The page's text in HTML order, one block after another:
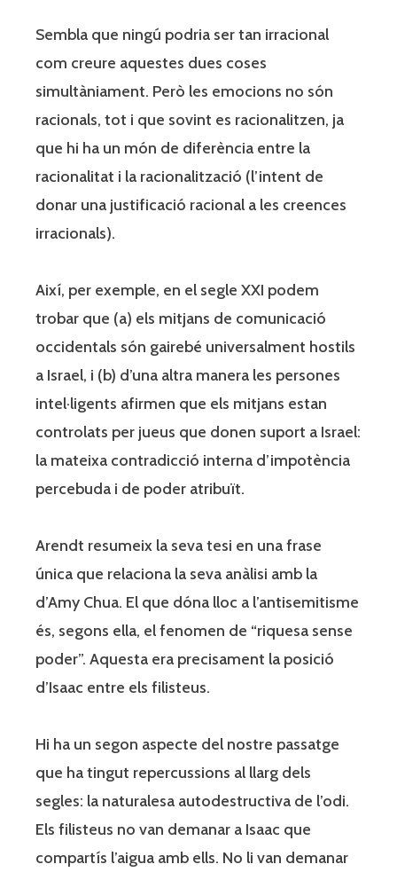
Sembla que ningú podria ser tan irracional
com creure aquestes dues coses
simultàniament. Però les emocions no són
racionals, tot i que sovint es racionalitzen, ja
que hi ha un món de diferència entre la
racionalitat i la racionalització (l’intent de
donar una justificació racional a les creences
irracionals).
Així, per exemple, en el segle XXI podem
trobar que (a) els mitjans de comunicació
occidentals són gairebé universalment hostils
a Israel, i (b) d’una altra manera les persones
intel·ligents afirmen que els mitjans estan
controlats per jueus que donen suport a Israel:
la mateixa contradicció interna d’impotència
percebuda i de poder atribuït.
Arendt resumeix la seva tesi en una frase
única que relaciona la seva anàlisi amb la
d’Amy Chua. El que dóna lloc a l’antisemitisme
és, segons ella, el fenomen de “riquesa sense
poder”. Aquesta era precisament la posició
d’Isaac entre els filisteus.
Hi ha un segon aspecte del nostre passatge
que ha tingut repercussions al llarg dels
segles: la naturalesa autodestructiva de l’odi.
Els filisteus no van demanar a Isaac que
compartís l’aigua amb ells. No li van demanar